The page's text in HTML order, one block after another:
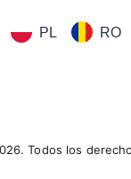
PL RO
Todos los